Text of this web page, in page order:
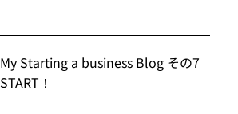
My Starting a business Blog その7
START！